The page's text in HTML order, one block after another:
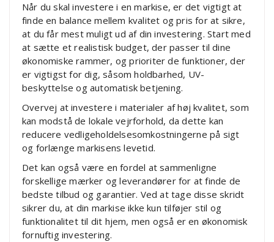
Når du skal investere i en markise, er det vigtigt at
finde en balance mellem kvalitet og pris for at sikre,
at du får mest muligt ud af din investering. Start med
at sætte et realistisk budget, der passer til dine
økonomiske rammer, og prioriter de funktioner, der
er vigtigst for dig, såsom holdbarhed, UV-
beskyttelse og automatisk betjening.
Overvej at investere i materialer af høj kvalitet, som
kan modstå de lokale vejrforhold, da dette kan
reducere vedligeholdelsesomkostningerne på sigt
og forlænge markisens levetid.
Det kan også være en fordel at sammenligne
forskellige mærker og leverandører for at finde de
bedste tilbud og garantier. Ved at tage disse skridt
sikrer du, at din markise ikke kun tilføjer stil og
funktionalitet til dit hjem, men også er en økonomisk
fornuftig investering.